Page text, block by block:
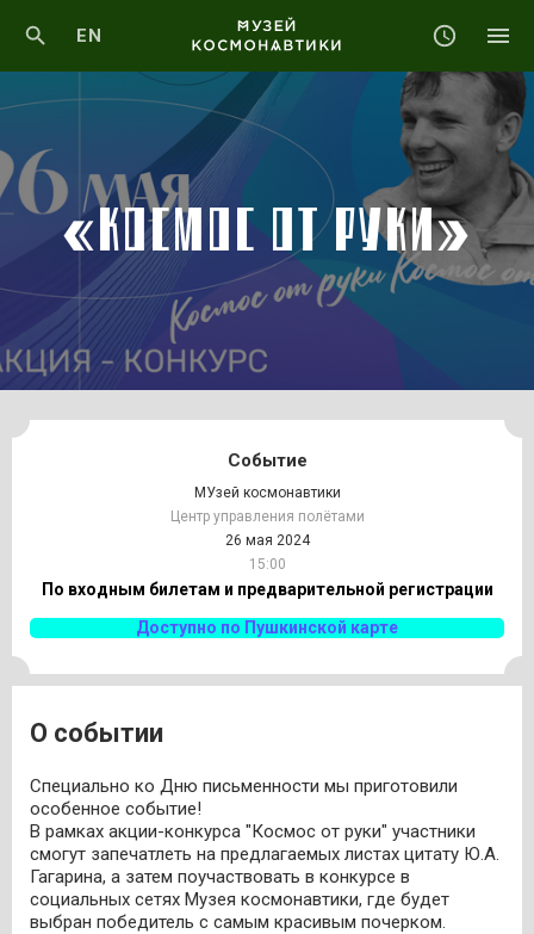
EN
«КОСМОС ОТ РУКИ»
Событие
МУзей космонавтики
Центр управления полётами
26 мая 2024
15:00
По входным билетам и предварительной регистрации
Доступно по Пушкинской карте
О событии
Специально ко Дню письменности мы приготовили
особенное событие!
В рамках акции-конкурса "Космос от руки" участники
смогут запечатлеть на предлагаемых листах цитату Ю.А.
Гагарина, а затем поучаствовать в конкурсе в
социальных сетях Музея космонавтики, где будет
выбран победитель с самым красивым почерком.